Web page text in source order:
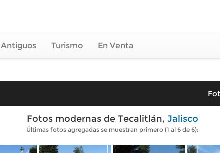
Turismo En Venta
Fotos modernas de Tecalitlán, Jalisco
Últimas fotos agregadas se muestran primero (1 al 6 de 6):